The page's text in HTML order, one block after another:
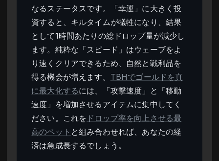
なるステータスです。「幸運」に大きく投
資すると、キルタイムが犠牲になり、結果
として1時間あたりの総ドロップ量が減少し
ます。純粋な「スピード」はウェーブをよ
り速くクリアできるため、自然と戦利品を
得る機会が増えます。 TBHでゴールドを真
に最大化するには、「攻撃速度」と「移動
速度」を増加させるアイテムに集中してく
ださい。これを ドロップ率を向上させる最
高のペット と組み合わせれば、あなたの経
済は急成長するでしょう。